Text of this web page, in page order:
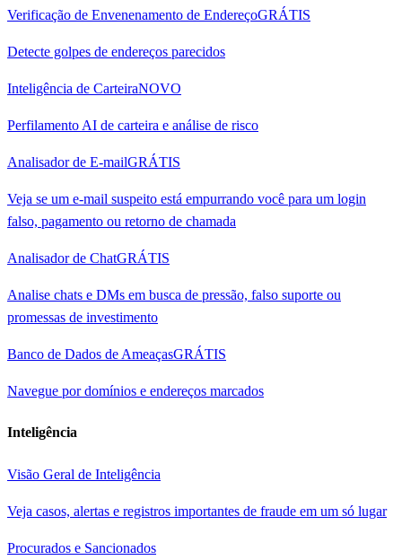
Verificação de Envenenamento de EndereçoGRÁTIS
Detecte golpes de endereços parecidos
Inteligência de CarteiraNOVO
Perfilamento AI de carteira e análise de risco
Analisador de E-mailGRÁTIS
Veja se um e-mail suspeito está empurrando você para um login
falso, pagamento ou retorno de chamada
Analisador de ChatGRÁTIS
Analise chats e DMs em busca de pressão, falso suporte ou
promessas de investimento
Banco de Dados de AmeaçasGRÁTIS
Navegue por domínios e endereços marcados
Inteligência
Visão Geral de Inteligência
Veja casos, alertas e registros importantes de fraude em um só lugar
Procurados e Sancionados